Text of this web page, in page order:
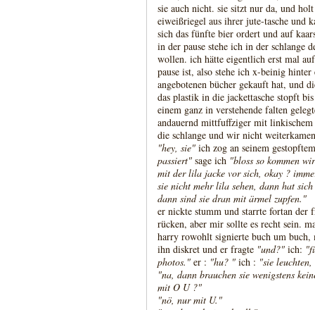
sie auch nicht. sie sitzt nur da, und
eiweißriegel aus ihrer jute-tasche und
sich das fünfte bier ordert und auf
in der pause stehe ich in der schlange
wollen. ich hätte eigentlich erst mal
pause ist, also stehe ich x-beinig
angebotenen bücher gekauft hat, und
das plastik in die jackettasche stopft
einem ganz in verstehende falten
andauernd mittfuffziger mit
die schlange und wir nicht
"hey, sie" ich zog an seinem
passiert" sage ich "bloss so kommen
mit der lila jacke vor sich, okay ?
sie nicht mehr lila sehen, dann hat
dann sind sie dran mit ärmel zupfen."
er nickte stumm und starrte fortan
rücken, aber mir sollte es recht sein.
harry rowohlt signierte buch um buch,
ihn diskret und er fragte "und?" ich:
photos." er : "hu? " ich : "sie
"na, dann brauchen sie wenigstens
mit O U ?"
"nö, nur mit U."